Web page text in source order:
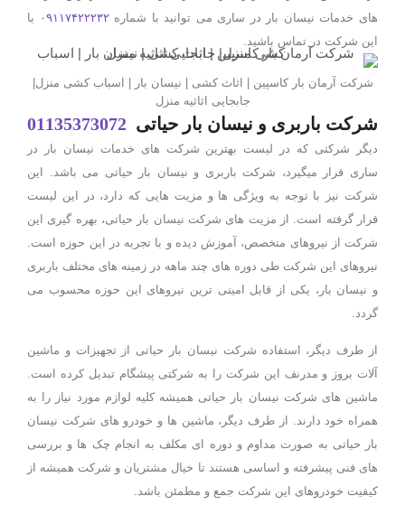
های خدمات نیسان بار در ساری می توانید با شماره۰۹۱۱۷۴۲۲۲۳۲ با
این شرکت در تماس باشید.
شرکت آرمان بار کاسپین | اثاث کشی | نیسان بار | اسباب کشی منزل|
جابجایی اثاثیه منزل
شرکت باربری و نیسان بار حیاتی 01135373072
دیگر شرکتی که در لیست بهترین شرکت های خدمات نیسان بار در
ساری قرار میگیرد، شرکت باربری و نیسان بار حیاتی می باشد. این
شرکت نیز با توجه به ویژگی ها و مزیت هایی که دارد، در این لیست
قرار گرفته است. از مزیت های شرکت نیسان بار حیاتی، بهره گیری این
شرکت از نیروهای متخصص، آموزش دیده و با تجربه در این حوزه است.
نیروهای این شرکت طی دوره های چند ماهه در زمینه های مختلف باربری
و نیسان بار، یکی از قابل امینی ترین نیروهای این حوزه محسوب می
گردد.
از طرف دیگر، استفاده شرکت نیسان بار حیاتی از تجهیزات و ماشین
آلات بروز و مدرنف این شرکت را به شرکتی پیشگام تبدیل کرده است.
ماشین های شرکت نیسان بار حیاتی همیشه کلیه لوازم مورد نیاز را به
همراه خود دارند. از طرف دیگر، ماشین ها و خودرو های شرکت نیسان
بار حیاتی به صورت مداوم و دوره ای مکلف به انجام چک ها و بررسی
های فنی پیشرفته و اساسی هستند تا خیال مشتریان و شرکت همیشه از
کیفیت خودروهای این شرکت جمع و مطمئن باشد.